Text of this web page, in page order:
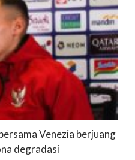
Venezia berjuang
degradasi